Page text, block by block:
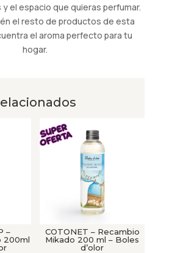
el espacio que quieras perfumar.
el resto de productos de esta
el aroma perfecto para tu
hogar.
–
200ml
COTONET – Recambio
Mikado 200 ml – Boles
d’olor